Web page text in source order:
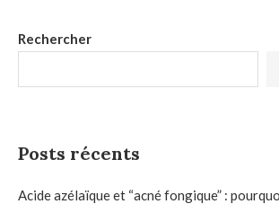
Rechercher
Posts récents
Acide azélaïque et “acné fongique” :